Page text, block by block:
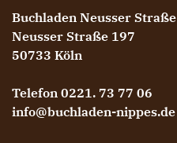
Buchladen Neusser Straße
Neusser Straße 197
50733 Köln
Telefon 0221. 73 77 06
info@buchladen-nippes.de